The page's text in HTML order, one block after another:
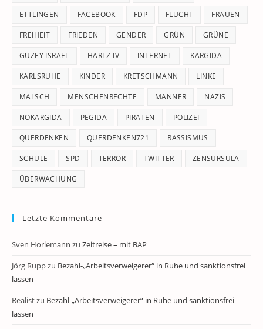
ETTLINGEN FACEBOOK FDP FLUCHT FRAUEN
FREIHEIT FRIEDEN GENDER GRÜN GRÜNE
GÜZEY ISRAEL HARTZ IV INTERNET KARGIDA
KARLSRUHE KINDER KRETSCHMANN LINKE
MALSCH MENSCHENRECHTE MÄNNER NAZIS
NOKARGIDA PEGIDA PIRATEN POLIZEI
QUERDENKEN QUERDENKEN721 RASSISMUS
SCHULE SPD TERROR TWITTER ZENSURSULA
ÜBERWACHUNG
Letzte Kommentare
Sven Horlemann zu Zeitreise – mit BAP
Jörg Ruppzu Bezahl-„Arbeitsverweigerer“ in Ruhe und sanktionsfrei
lassen
Realistzu Bezahl-„Arbeitsverweigerer“ in Ruhe und sanktionsfrei
lassen